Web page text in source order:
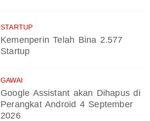
STARTUP
Kemenperin Telah Bina 2.577
Startup
GAWAI
Google Assistant akan Dihapus di
Perangkat Android 4 September
2026